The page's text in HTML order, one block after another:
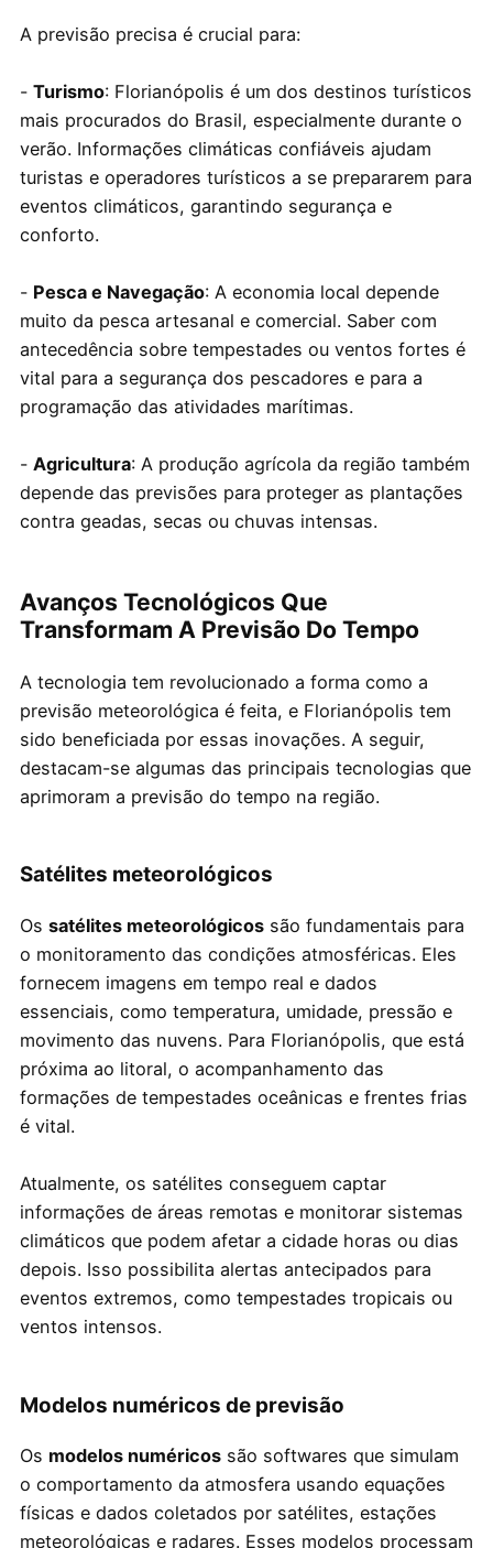
A previsão precisa é crucial para:
- Turismo: Florianópolis é um dos destinos turísticos
mais procurados do Brasil, especialmente durante o
verão. Informações climáticas confiáveis ajudam
turistas e operadores turísticos a se prepararem para
eventos climáticos, garantindo segurança e
conforto.
- Pesca e Navegação: A economia local depende
muito da pesca artesanal e comercial. Saber com
antecedência sobre tempestades ou ventos fortes é
vital para a segurança dos pescadores e para a
programação das atividades marítimas.
- Agricultura: A produção agrícola da região também
depende das previsões para proteger as plantações
contra geadas, secas ou chuvas intensas.
Avanços Tecnológicos Que
Transformam A Previsão Do Tempo
A tecnologia tem revolucionado a forma como a
previsão meteorológica é feita, e Florianópolis tem
sido beneficiada por essas inovações. A seguir,
destacam-se algumas das principais tecnologias que
aprimoram a previsão do tempo na região.
Satélites meteorológicos
Os satélites meteorológicossão fundamentais para
o monitoramento das condições atmosféricas. Eles
fornecem imagens em tempo real e dados
essenciais, como temperatura, umidade, pressão e
movimento das nuvens. Para Florianópolis, que está
próxima ao litoral, o acompanhamento das
formações de tempestades oceânicas e frentes frias
é vital.
Atualmente, os satélites conseguem captar
informações de áreas remotas e monitorar sistemas
climáticos que podem afetar a cidade horas ou dias
depois. Isso possibilita alertas antecipados para
eventos extremos, como tempestades tropicais ou
ventos intensos.
Modelos numéricos de previsão
Os modelos numéricossão softwares que simulam
o comportamento da atmosfera usando equações
físicas e dados coletados por satélites, estações
meteorológicas e radares. Esses modelos processam